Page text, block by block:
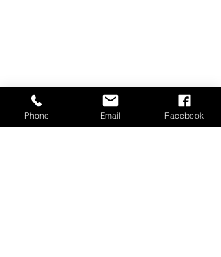
Phone Email Facebook